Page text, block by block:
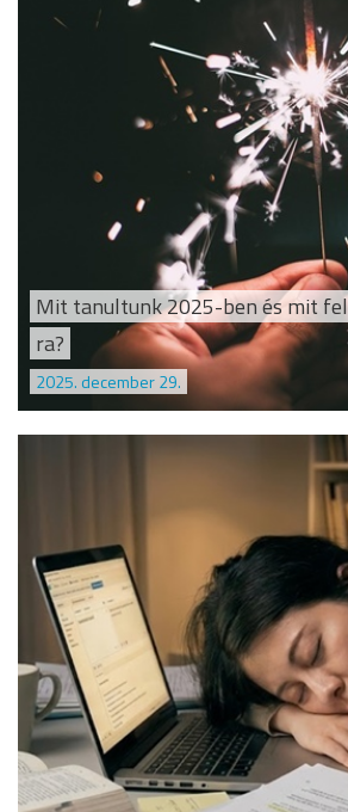
Mit tanultunk 2025-ben és mit
ra?
2025. december 29.